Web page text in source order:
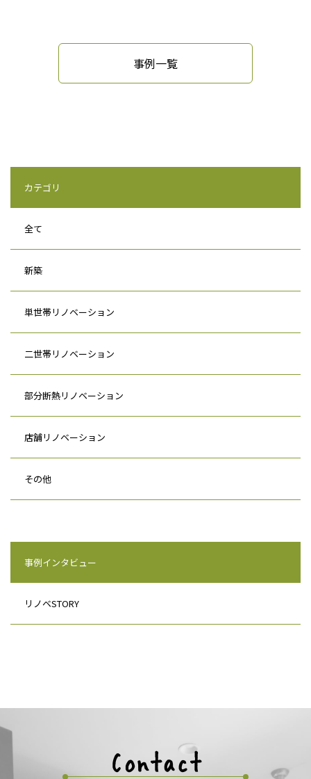
事例一覧
カテゴリ
全て
新築
単世帯リノベーション
二世帯リノベーション
部分断熱リノベーション
店舗リノベーション
その他
事例インタビュー
リノベSTORY
Contact